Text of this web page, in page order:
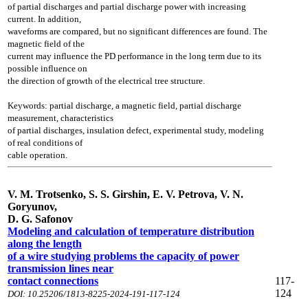
of partial discharges and partial discharge power with increasing
current. In addition,
waveforms are compared, but no significant differences are found. The
magnetic field of the
current may influence the PD performance in the long term due to its
possible influence on
the direction of growth of the electrical tree structure.
Keywords: partial discharge, a magnetic field, partial discharge
measurement, characteristics
of partial discharges, insulation defect, experimental study, modeling
ofreal conditions of
cable operation.
V. M. Trotsenko, S. S. Girshin, E. V. Petrova, V. N.
Goryunov,
D. G. Safonov
Modeling and calculation of temperature distribution
along the length
of a wire studying problems the capacity of power
transmission lines near
contact connections
DOI: 10.25206/1813-8225-2024-191-117-124
117-
124